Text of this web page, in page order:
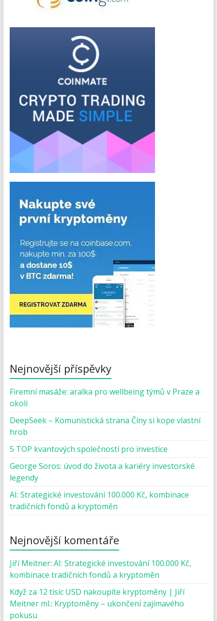
Nejnovější příspěvky
Firemní masáže: aralka pro wellbeing týmů v Praze a
okolí
DeepSeek – Komunistická strana Číny si kope vlastní
hrob
5 TOP kvantových společností pro investice
George Soros: úvod do života a kariéry investorské
legendy
AI: Strategické investování 100.000 Kč, kombinace
tradičních fondů a kryptoměn
Nejnovější komentáře
Jiří Meitner: AI: Strategické investování 100.000 Kč,
kombinace tradičních fondů a kryptoměn
Když za 12 tisíc USD nakoupíte kryptoměny | Jiří
Meitner ml.: Kryptoměny – ukončení zajímavého
pokusu